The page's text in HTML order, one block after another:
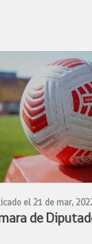
el 21 de mar,
de